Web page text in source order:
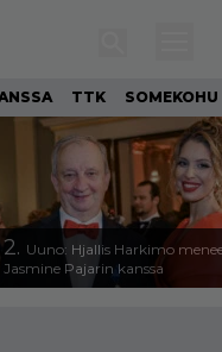
TTK SOMEKOHU
2. Uuno: Hjallis Harkimo
Jasmine Pajarin kanssa